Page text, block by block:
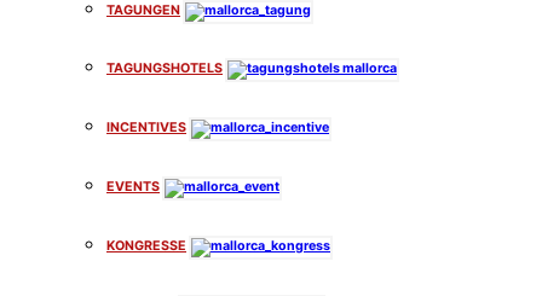
TAGUNGEN
TAGUNGSHOTELS
INCENTIVES
EVENTS
KONGRESSE